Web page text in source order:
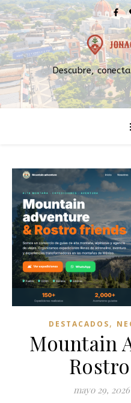
Descubre,
DESTACADOS,
Mountain
mayo 29, 2026